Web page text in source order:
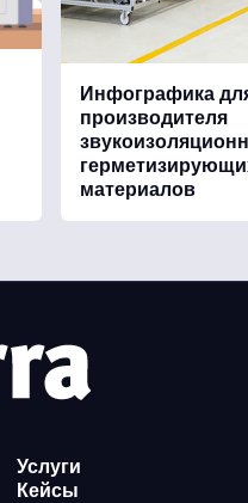
Инфографика
производителя
материалов
Услуги
Кейсы